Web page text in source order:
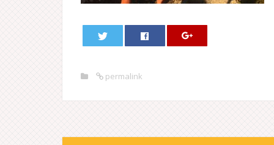
permalink